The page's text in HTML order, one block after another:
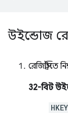
উইন্ডোজ
32-বিট